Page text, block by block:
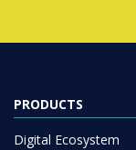
PRODUCTS
Digital Ecosystem